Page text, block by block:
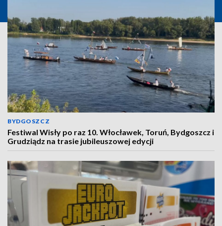
BYDGOSZCZ
Festiwal Wisły po raz 10. Włocławek, Toruń, Bydgoszcz i
Grudziądz na trasie jubileuszowej edycji